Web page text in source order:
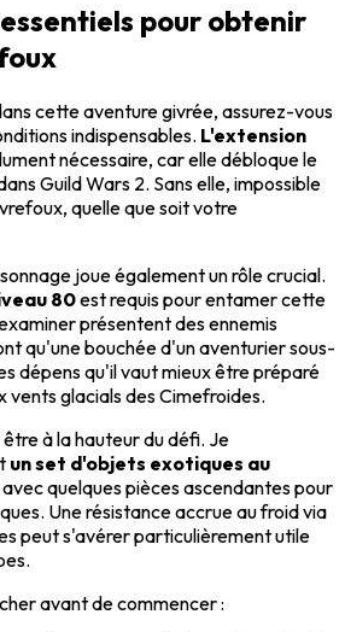
pour obtenir
cette aventure givrée, assurez-vous
indispensables. L'extension
nécessaire, car elle débloque le
Guild Wars 2. Sans elle, impossible
quelle que soit votre
joue également un rôle crucial.
80est requis pour entamer cette
présentent des ennemis
qu'une bouchée d'un aventurier sous-
dépens qu'il vaut mieux être préparé
vents glacials des Cimefroides.
à la hauteur du défi. Je
un set d'objets exotiques au
quelques pièces ascendantes pour
Une résistance accrue au froid via
peut s'avérer particulièrement utile
avant de commencer :